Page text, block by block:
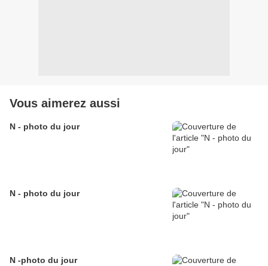
Vous aimerez aussi
N - photo du jour
N - photo du jour
N -photo du jour